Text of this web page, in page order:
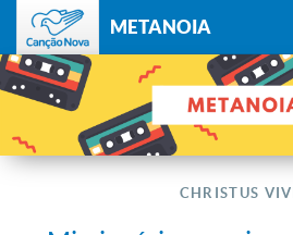
METANOIA
CHRISTUS